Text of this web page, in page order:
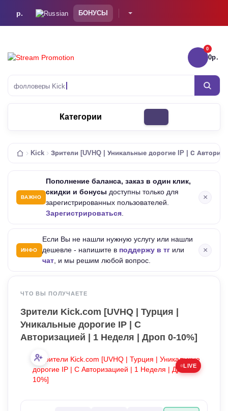
р. БОНУСЫ
фолловеры Kick
0
0р.
Категории
Kick Зрители [UVHQ | Уникальные дорогие IP | С
ВАЖНО
Пополнение баланса, заказ в один клик,
скидки и бонусы доступны только для
зарегистрированных пользователей.
Зарегистрироваться.
×
ИНФО
Если Вы не нашли нужную услугу или нашли
дешевле - напишите в поддержу в тгили
чат, и мы решим любой вопрос.
×
ЧТО ВЫ ПОЛУЧАЕТЕ
Зрители Kick.com [UVHQ | Турция |
Уникальные дорогие IP | С
Авторизацией | 1 Неделя | Дроп 0-10%]
LIVE